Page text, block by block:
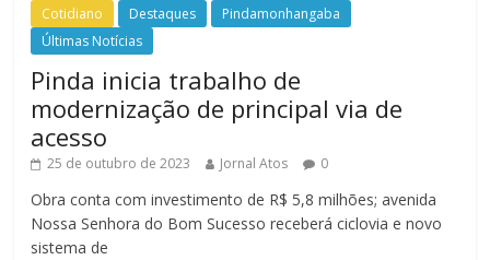
Cotidiano Destaques
Pindamonhangaba
Últimas Notícias
Pinda inicia trabalho de
modernização de principal via de
acesso
25 de outubro de 2023 Jornal Atos 0
Obra conta com investimento de R$ 5,8 milhões; avenida
Nossa Senhora do Bom Sucesso receberá ciclovia e novo
sistema de